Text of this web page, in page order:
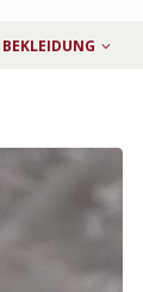
BEKLEIDUNG